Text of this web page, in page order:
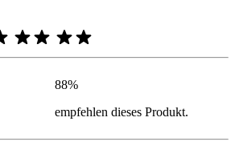
88%
empfehlen dieses Produkt.